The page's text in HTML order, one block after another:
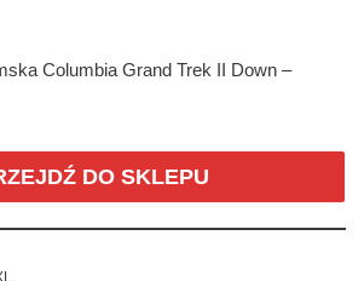
Columbia Grand Trek II Down –
DO SKLEPU